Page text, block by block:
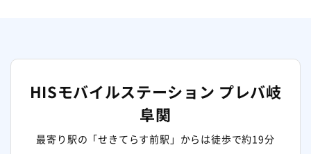
HISモバイルステーション プレバ岐
阜関
最寄り駅の「せきてらす前駅」からは徒歩で約19分